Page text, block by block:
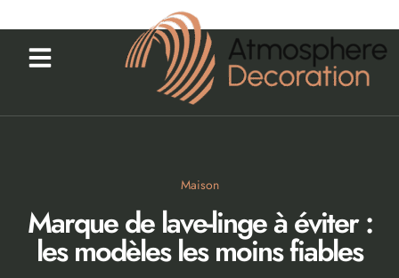
Maison
Marque de lave-linge à éviter :
les modèles les moins fiables